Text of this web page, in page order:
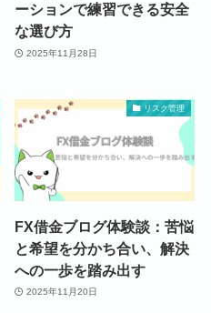
ーションで練習できる安全
な選び方
2025年11月28日
リスク管理
FX借金ブログ体験談：苦悩
と希望を分かち合い、解決
への一歩を踏み出す
2025年11月20日